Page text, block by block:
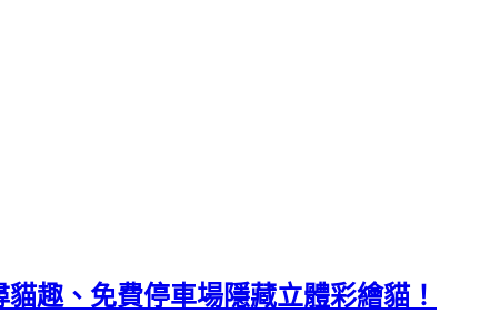
趣、免費停車場隱藏立體彩繪貓！